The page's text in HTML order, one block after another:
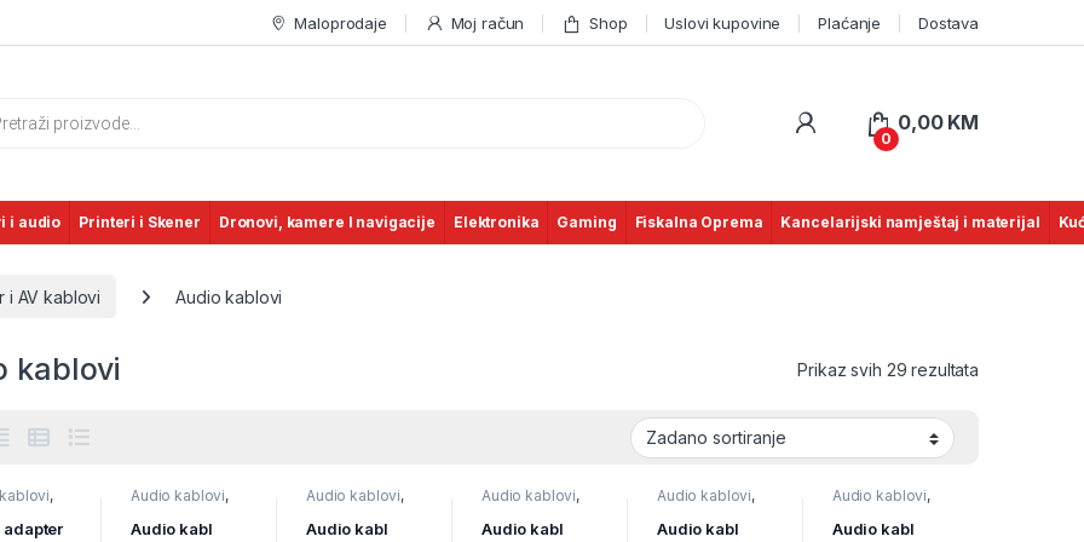
Maloprodaje Moj račun Shop Uslovi kupovine Plaćanje Dostava
search
0
0,00 KM
i audio Printeri i Skener Dronovi, kamere I navigacije Elektronika Gaming Fiskalna Oprema Kancelarijski namještaj i materijal
i AV kablovi Audio kablovi
kablovi Prikaz svih 29 rezultata
,
TV pribor
adapter
Audio kablovi,
audio, TV pribor
Audio kabl
Audio kablovi,
audio, TV pribor
Audio kabl
Audio kablovi,
audio, TV pribor
Audio kabl
Audio kablovi,
audio, TV pribor
Audio kabl
Audio kablovi,
audio, TV pribor
Audio kabl